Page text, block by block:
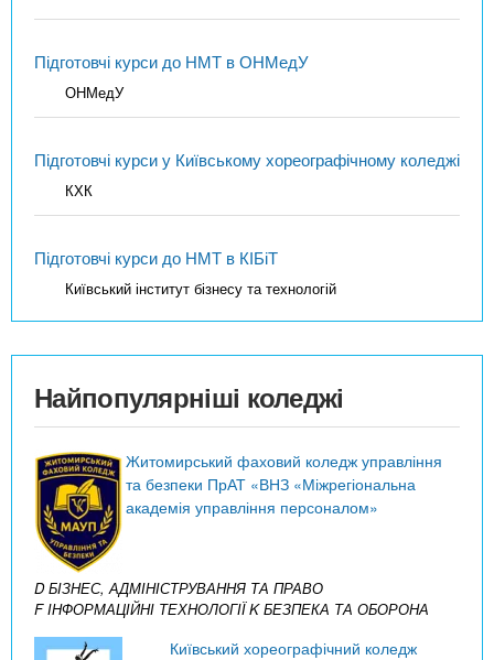
Підготовчі курси до НМТ в ОНМедУ
ОНМедУ
Підготовчі курси у Київському хореографічному коледжі
КХК
Підготовчі курси до НМТ в КІБіТ
Київський інститут бізнесу та технологій
Найпопулярніші коледжі
Житомирський фаховий коледж управління
та безпеки ПрАТ «ВНЗ «Міжрегіональна
академія управління персоналом»
D БІЗНЕС, АДМІНІСТРУВАННЯ ТА ПРАВО
F ІНФОРМАЦІЙНІ ТЕХНОЛОГІЇK БЕЗПЕКА ТА ОБОРОНА
Київський хореографічний коледж